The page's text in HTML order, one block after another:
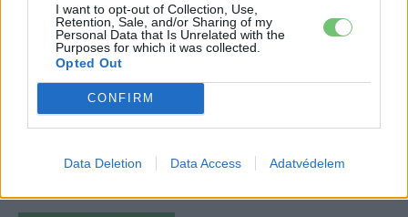
I want to opt-out of Collection, Use,
Retention, Sale, and/or Sharing of my
Personal Data that Is Unrelated with the
Purposes for which it was collected.
Opted Out
CONFIRM
Data Deletion Data Access Adatvédelem
Főállásban Informatikus kocka, de lelkében elkötelezett gamer,